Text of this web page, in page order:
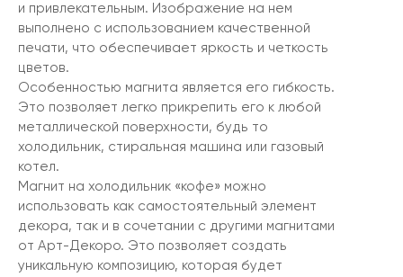
и привлекательным. Изображение на нем
выполнено с использованием качественной
печати, что обеспечивает яркость и четкость
цветов.
Особенностью магнита является его гибкость.
Это позволяет легко прикрепить его к любой
металлической поверхности, будь то
холодильник, стиральная машина или газовый
котел.
Магнит на холодильник «кофе» можно
использовать как самостоятельный элемент
декора, так и в сочетании с другими магнитами
от Арт-Декоро. Это позволяет создать
уникальную композицию, которая будет